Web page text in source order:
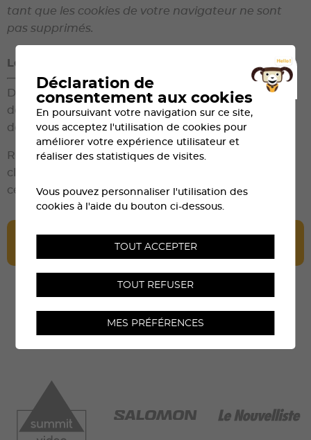
tant que les cookies de votre navigateur ne sont
pas supprimés.
Leaderboards
De nouveaux leaderboards permettent également
de visualiser rapidement les meilleurs participants
de chaque catégorie tout au long de la course.
Retrouvez prochainement les listes de départ, les
classements et les résultats directement depuis
cette page.
VOIR LES LISTES DE DÉPART ET LES
CLASSEMENTS
Déclaration de
consentement aux cookies
En poursuivant votre navigation sur ce site,
vous acceptez l'utilisation de cookies pour
améliorer votre expérience utilisateur et
réaliser des statistiques de visites.
Vous pouvez personnaliser l'utilisation des
cookies à l'aide du bouton ci-dessous.
TOUT ACCEPTER
TOUT REFUSER
MES PRÉFÉRENCES